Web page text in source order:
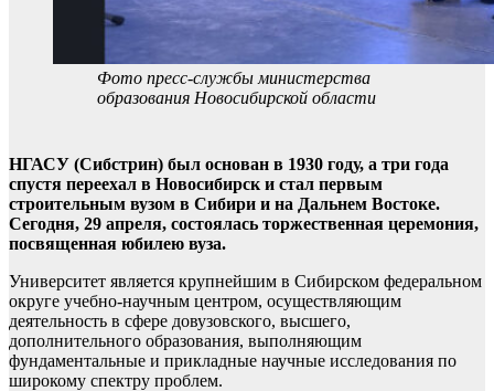
Фото пресс-службы министерства
образования Новосибирской области
НГАСУ (Сибстрин) был основан в 1930 году, а три года
спустя переехал в Новосибирск и стал первым
строительным вузом в Сибири и на Дальнем Востоке.
Сегодня, 29 апреля, состоялась торжественная церемония,
посвященная юбилею вуза.
Университет является крупнейшим в Сибирском федеральном
округе учебно-научным центром, осуществляющим
деятельность в сфере довузовского, высшего,
дополнительного образования, выполняющим
фундаментальные и прикладные научные исследования по
широкому спектру проблем.